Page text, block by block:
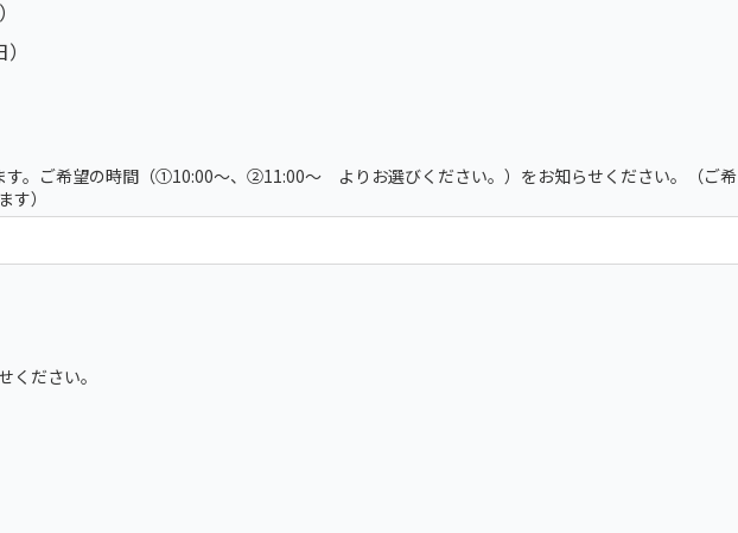
す。ご希望の時間（①10:00～、➁11:00～ よりお選びください。）をお知らせください。（ご希
）
ください。